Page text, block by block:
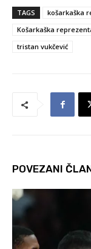
TAGS
košarkaška
Košarkaška
tristan vukčević
POVEZANI